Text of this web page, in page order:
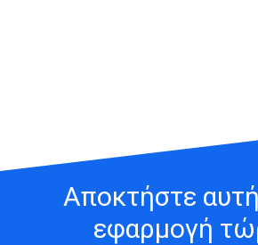
Αποκτήστε
εφαρμογή